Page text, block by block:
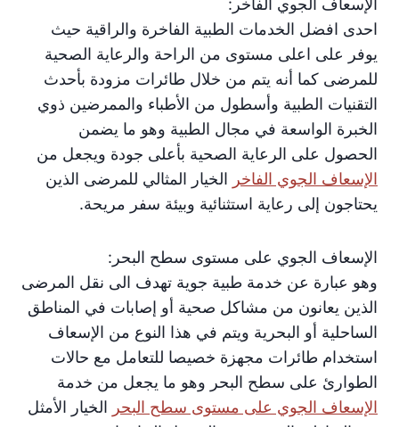
احدى افضل الخدمات الطبية الفاخرة والراقية حيث
يوفر على اعلى مستوى من الراحة والرعاية الصحية
للمرضى كما أنه يتم من خلال طائرات مزودة بأحدث
التقنيات الطبية وأسطول من الأطباء والممرضين ذوي
الخبرة الواسعة في مجال الطبية وهو ما يضمن
الحصول على الرعاية الصحية بأعلى جودة ويجعل من
الإسعاف الجوي الفاخر الخيار المثالي للمرضى الذين
يحتاجون إلى رعاية استثنائية وبيئة سفر مريحة.
الإسعاف الجوي على مستوى سطح البحر:
وهو عبارة عن خدمة طبية جوية تهدف الى نقل المرضى
الذين يعانون من مشاكل صحية أو إصابات في المناطق
الساحلية أو البحرية ويتم في هذا النوع من الإسعاف
استخدام طائرات مجهزة خصيصا للتعامل مع حالات
الطوارئ على سطح البحر وهو ما يجعل من خدمة
الإسعاف الجوي على مستوى سطح البحر الخيار الأمثل